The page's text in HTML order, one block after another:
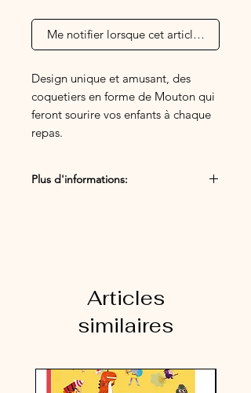
Me notifier lorsque cet article est
Design unique et amusant, des
coquetiers en forme de Mouton qui
feront sourire vos enfants à chaque
repas.
petits.
Plus d'informations:
Articles
similaires